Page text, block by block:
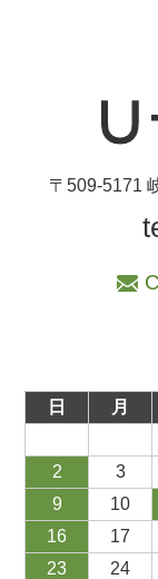
〒509-5171
日
月
2
3
9
10
16
17
23
24